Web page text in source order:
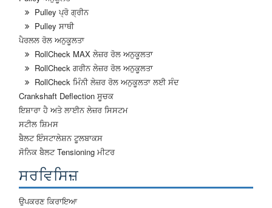
Pulley ਪ੍ਰੋ ਗ੍ਰੀਨ
Pulley ਸਾਥੀ
ਪੈਰਲਲ ਰੋਲ ਅਨੁਕੂਲਤਾ
RollCheck MAX ਲੇਜ਼ਰ ਰੋਲ ਅਨੁਕੂਲਤਾ
RollCheck ਗਰੀਨ ਲੇਜ਼ਰ ਰੋਲ ਅਨੁਕੂਲਤਾ
RollCheck ਮਿੰਨੀ ਲੇਜ਼ਰ ਰੋਲ ਅਨੁਕੂਲਤਾ ਲਈ ਸੰਦ
Crankshaft Deflection ਸੂਚਕ
ਇਸ਼ਾਰਾ ਹੈ ਅਤੇ ਲਾਈਨ ਲੇਜ਼ਰ ਸਿਸਟਮ
ਸਟੀਲ ਸ਼ਿਮਸ
ਬੈਲਟ ਇੰਸਟਾਲੇਸ਼ਨ ਟੂਲਬਾਕਸ
ਸੋਨਿਕ ਬੈਲਟ Tensioning ਮੀਟਰ
ਸਰਵਿਸਿਜ਼
ਉਪਕਰਣ ਕਿਰਾਇਆ